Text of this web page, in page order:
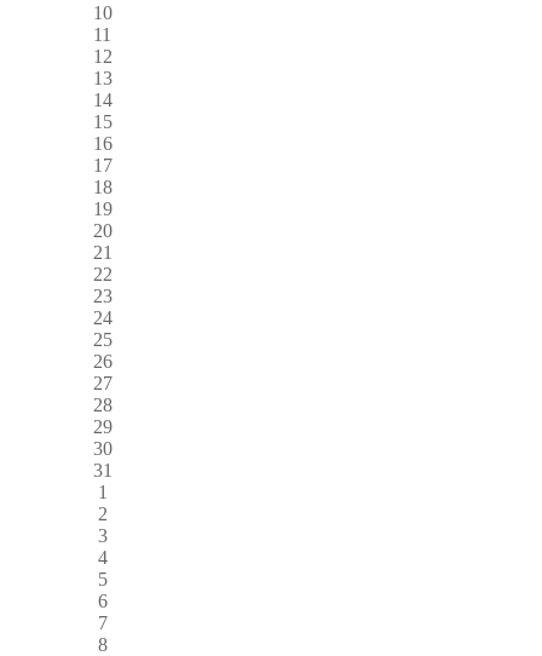
10
11
12
13
14
15
16
17
18
19
20
21
22
23
24
25
26
27
28
29
30
31
1
2
3
4
5
6
7
8